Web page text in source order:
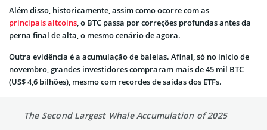
Além disso, historicamente, assim como ocorre com as
principais altcoins , o BTC passa por correções profundas antes da
perna final de alta, o mesmo cenário de agora.
Outra evidência é a acumulação de baleias. Afinal, só no início de
novembro, grandes investidores compraram mais de 45 mil BTC
(US$ 4,6 bilhões), mesmo com recordes de saídas dos ETFs.
The Second Largest Whale Accumulation of 2025